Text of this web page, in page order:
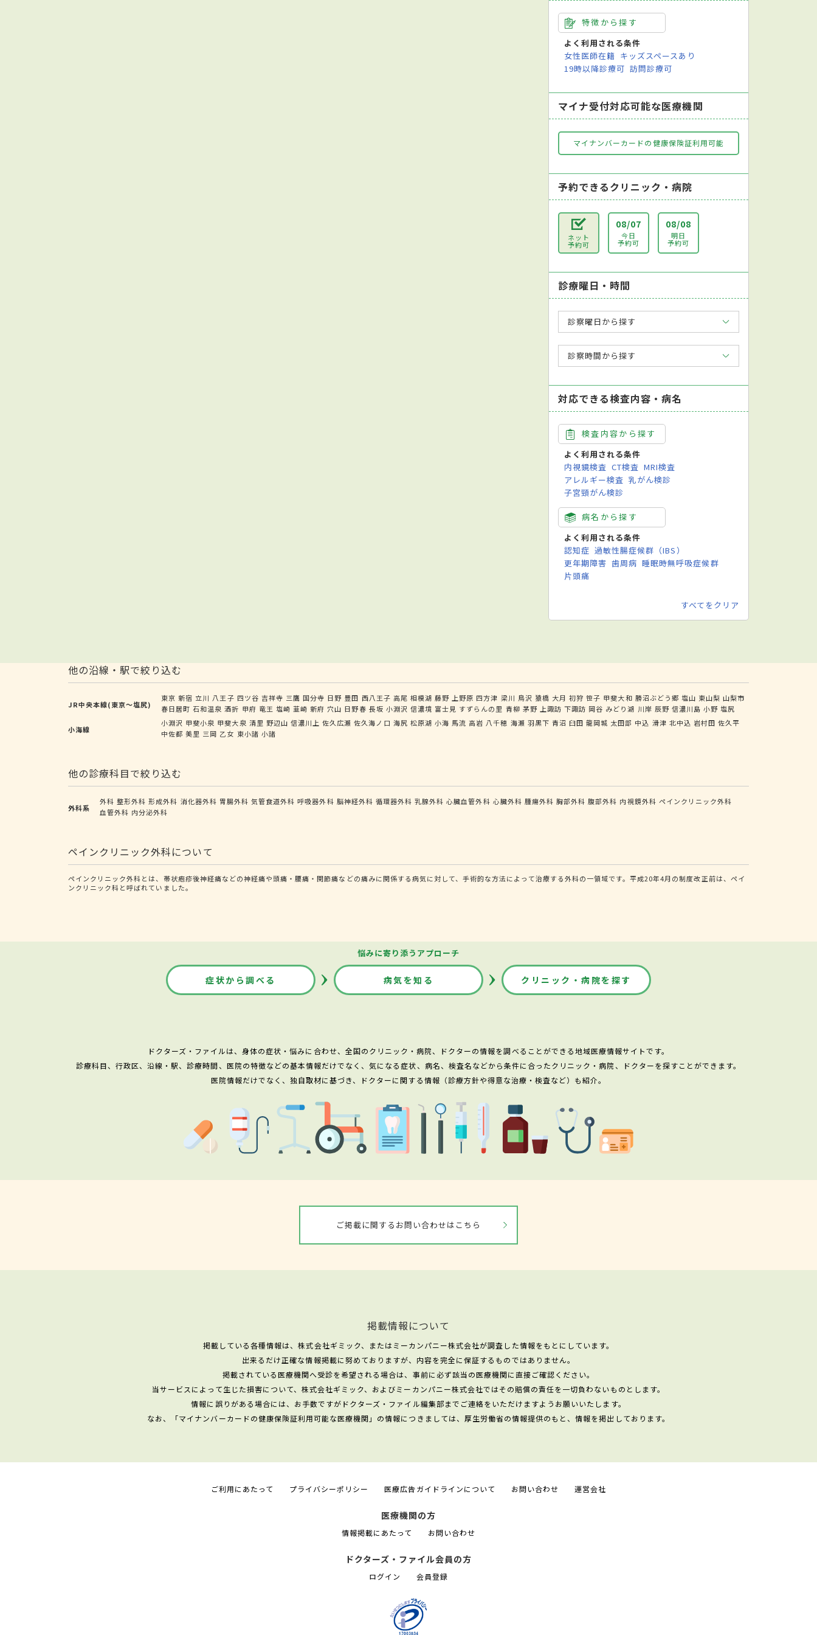
特徴から探す
よく利用される条件
女性医師在籍 キッズスペースあり
19時以降診療可 訪問診療可
マイナ受付対応可能な医療機関
マイナンバーカードの健康保険証利用可能
予約できるクリニック・病院
ネット
予約可
08/07
今日
予約可
08/08
明日
予約可
診療曜日・時間
診察曜日から探す
診察時間から探す
対応できる検査内容・病名
検査内容から探す
よく利用される条件
内視鏡検査 CT検査 MRI検査
アレルギー検査 乳がん検診
子宮頸がん検診
病名から探す
よく利用される条件
認知症 過敏性腸症候群（IBS）
更年期障害 歯周病 睡眠時無呼吸症候群
片頭痛
すべてをクリア
他の沿線・駅で絞り込む
JR中央本線(東京～塩尻)
東京 新宿 立川 八王子 四ツ谷 吉祥寺 三鷹 国分寺 日野 豊田 西八王子 高尾 相模湖 藤野 上野原 四方津 梁川 鳥沢 猿橋 大月 初狩 笹子 甲斐大和 勝沼ぶどう郷 塩山 東山梨 山梨市
春日居町 石和温泉 酒折 甲府 竜王 塩崎 韮崎 新府 穴山 日野春 長坂 小淵沢 信濃境 富士見 すずらんの里 青柳 茅野 上諏訪 下諏訪 岡谷 みどり湖 川岸 辰野 信濃川島 小野 塩尻
小海線
小淵沢 甲斐小泉 甲斐大泉 清里 野辺山 信濃川上 佐久広瀬 佐久海ノ口 海尻 松原湖 小海 馬流 高岩 八千穂 海瀬 羽黒下 青沼 臼田 龍岡城 太田部 中込 滑津 北中込 岩村田 佐久平
中佐都 美里 三岡 乙女 東小諸 小諸
他の診療科目で絞り込む
外科系
外科 整形外科 形成外科 消化器外科 胃腸外科 気管食道外科 呼吸器外科 脳神経外科 循環器外科 乳腺外科 心臓血管外科 心臓外科 腫瘍外科 胸部外科 腹部外科 内視鏡外科 ペインクリニック外科
血管外科 内分泌外科
ペインクリニック外科について
ペインクリニック外科とは、帯状疱疹後神経痛などの神経痛や頭痛・腰痛・関節痛などの痛みに関係する病気に対して、手術的な方法によって治療する外科の一領域です。平成20年4月の制度改正前は、ペイ
ンクリニック科と呼ばれていました。
悩みに寄り添うアプローチ
症状から調べる 病気を知る クリニック・病院を探す
ドクターズ・ファイルは、身体の症状・悩みに合わせ、全国のクリニック・病院、ドクターの情報を調べることができる地域医療情報サイトです。
診療科目、行政区、沿線・駅、診療時間、医院の特徴などの基本情報だけでなく、気になる症状、病名、検査名などから条件に合ったクリニック・病院、ドクターを探すことができます。
医院情報だけでなく、独自取材に基づき、ドクターに関する情報（診療方針や得意な治療・検査など）も紹介。
ご掲載に関するお問い合わせはこちら
掲載情報について
掲載している各種情報は、株式会社ギミック、またはミーカンパニー株式会社が調査した情報をもとにしています。
出来るだけ正確な情報掲載に努めておりますが、内容を完全に保証するものではありません。
掲載されている医療機関へ受診を希望される場合は、事前に必ず該当の医療機関に直接ご確認ください。
当サービスによって生じた損害について、株式会社ギミック、およびミーカンパニー株式会社ではその賠償の責任を一切負わないものとします。
情報に誤りがある場合には、お手数ですがドクターズ・ファイル編集部までご連絡をいただけますようお願いいたします。
なお、「マイナンバーカードの健康保険証利用可能な医療機関」の情報につきましては、厚生労働省の情報提供のもと、情報を掲出しております。
ご利用にあたって プライバシーポリシー 医療広告ガイドラインについて お問い合わせ 運営会社
医療機関の方
情報掲載にあたって お問い合わせ
ドクターズ・ファイル会員の方
ログイン 会員登録